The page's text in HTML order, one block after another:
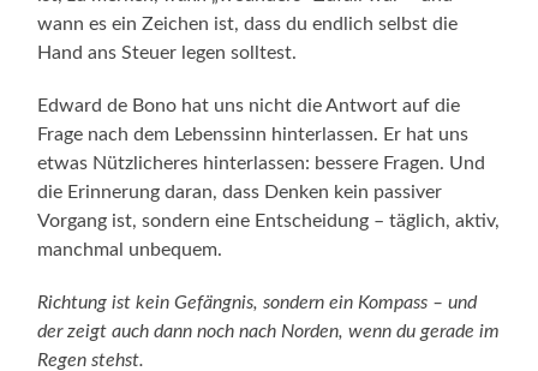
wann es ein Zeichen ist, dass du endlich selbst die
Hand ans Steuer legen solltest.
Edward de Bono hat uns nicht die Antwort auf die
Frage nach dem Lebenssinn hinterlassen. Er hat uns
etwas Nützlicheres hinterlassen: bessere Fragen. Und
die Erinnerung daran, dass Denken kein passiver
Vorgang ist, sondern eine Entscheidung – täglich, aktiv,
manchmal unbequem.
Richtung ist kein Gefängnis, sondern ein Kompass – und
der zeigt auch dann noch nach Norden, wenn du gerade im
Regen stehst.